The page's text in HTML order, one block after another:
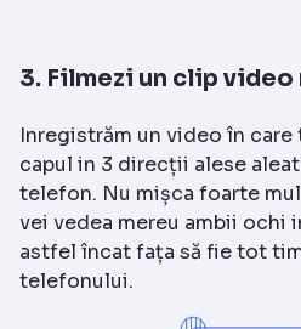
3. Filmezi un clip
Inregistrăm un video în
capul in 3 direcții alese
telefon. Nu mișca foarte
vei vedea mereu ambii ochi
astfel încat fața să fie tot
telefonului.